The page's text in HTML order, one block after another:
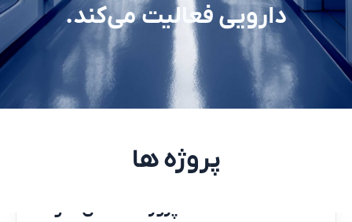
دارویی فعالیت می‌کند.
پروژه ها
پروژه سه دال نانو 1